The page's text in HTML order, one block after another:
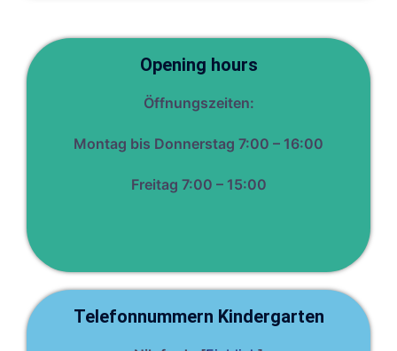
Opening hours
Öffnungszeiten:
Montag bis Donnerstag 7:00 – 16:00
Freitag 7:00 – 15:00
Telefonnummern Kindergarten